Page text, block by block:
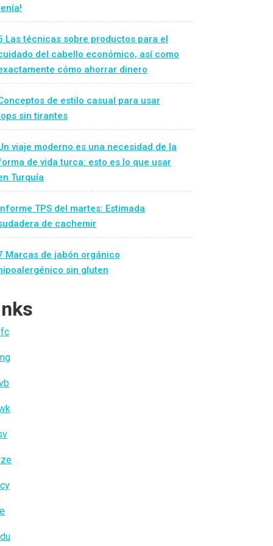
Las técnicas sobre productos para el
del cabello económico, así como
cómo ahorrar dinero
de estilo casual para usar
sin tirantes
viaje moderno es una necesidad de la
de vida turca: esto es lo que usar
Turquía
TPS del martes: Estimada
de cachemir
Marcas de jabón orgánico
sin gluten